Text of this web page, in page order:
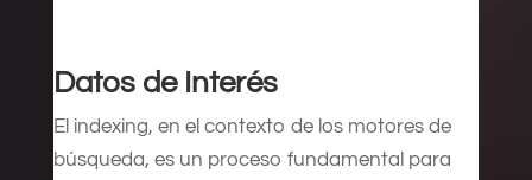
Datos de Interés
El indexing, en el contexto de los motores de
búsqueda, es un proceso fundamental para